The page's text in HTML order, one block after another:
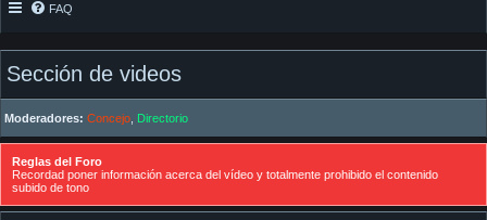
FAQ
Sección de videos
Moderadores: Concejo Directorio
Reglas del Foro
Recordad poner información acerca del vídeo y totalmente prohibido el contenido
subido de tono